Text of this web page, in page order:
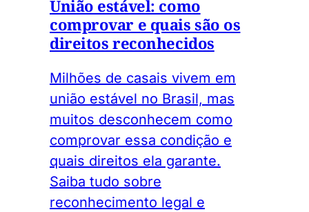
União estável: como
comprovar e quais são os
direitos reconhecidos
Milhões de casais vivem em
união estável no Brasil, mas
muitos desconhecem como
comprovar essa condição e
quais direitos ela garante.
Saiba tudo sobre
reconhecimento legal e